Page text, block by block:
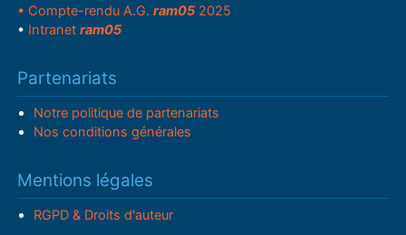
• Compte-rendu A.G.ram05 2025
• Intranetram05
Partenariats
Notre politique de partenariats
Nos conditions générales
Mentions légales
RGPD & Droits d'auteur